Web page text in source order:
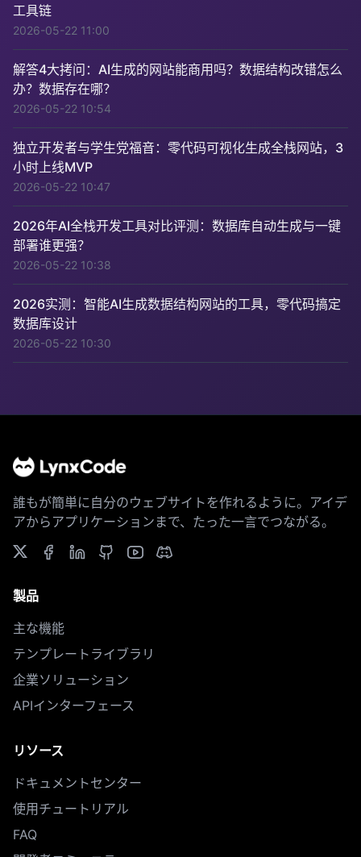
工具链
2026-05-22 11:00
解答4大拷问：AI生成的网站能商用吗？数据结构改错怎么
办？数据存在哪？
2026-05-22 10:54
独立开发者与学生党福音：零代码可视化生成全栈网站，3
小时上线MVP
2026-05-22 10:47
2026年AI全栈开发工具对比评测：数据库自动生成与一键
部署谁更强？
2026-05-22 10:38
2026实测：智能AI生成数据结构网站的工具，零代码搞定
数据库设计
2026-05-22 10:30
誰もが簡単に自分のウェブサイトを作れるように。アイデ
アからアプリケーションまで、たった一言でつながる。
製品
主な機能
テンプレートライブラリ
企業ソリューション
APIインターフェース
リソース
ドキュメントセンター
使用チュートリアル
FAQ